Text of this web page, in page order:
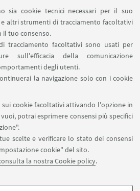
sia cookie tecnici necessari per il suo
altri strumenti di tracciamento facoltativi
il tuo consenso.
tracciamento facoltativi sono usati per
sull'efficacia della comunicazione
degli utenti.
la navigazione solo con i cookie
sui cookie facoltativi attivando l'opzione in
potrai esprimere consensi più specifici
scelte e verificare lo stato dei consensi
cookie" del sito.
la nostra Cookie policy.
LEZIONI: - Biblioteca:
Padiglione
dove ci sono le
in avanti verso
del porticato.
scorrevole, sulla
rientranza con una
si troverà al
- Aula Lugaresi:
Padiglione G